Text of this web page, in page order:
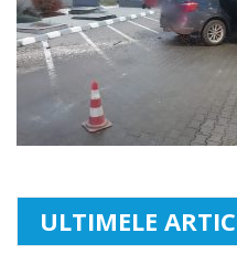
ULTIMELE